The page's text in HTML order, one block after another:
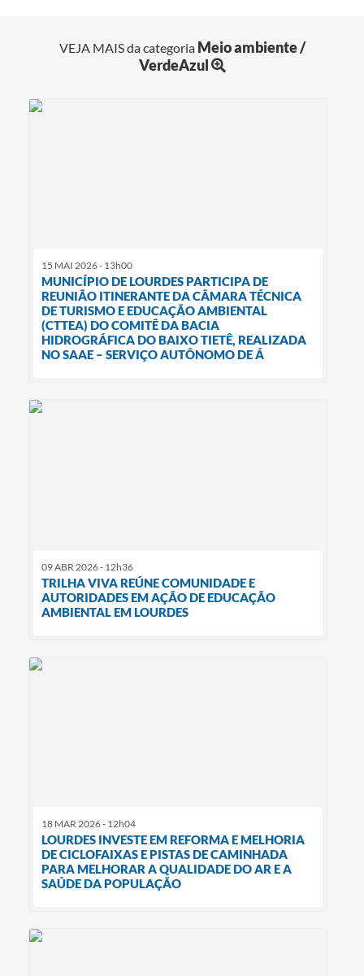
VEJA MAIS da categoria Meio ambiente /
VerdeAzul
15 MAI 2026 - 13h00
MUNICÍPIO DE LOURDES PARTICIPA DE
REUNIÃO ITINERANTE DA CÂMARA TÉCNICA
DE TURISMO E EDUCAÇÃO AMBIENTAL
(CTTEA) DO COMITÊ DA BACIA
HIDROGRÁFICA DO BAIXO TIETÊ, REALIZADA
NO SAAE – SERVIÇO AUTÔNOMO DE Á
09 ABR 2026 - 12h36
TRILHA VIVA REÚNE COMUNIDADE E
AUTORIDADES EM AÇÃO DE EDUCAÇÃO
AMBIENTAL EM LOURDES
18 MAR 2026 - 12h04
LOURDES INVESTE EM REFORMA E MELHORIA
DE CICLOFAIXAS E PISTAS DE CAMINHADA
PARA MELHORAR A QUALIDADE DO AR E A
SAÚDE DA POPULAÇÃO